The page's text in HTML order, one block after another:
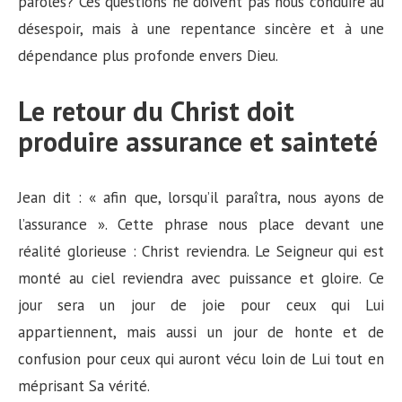
désespoir, mais à une repentance sincère et à une
dépendance plus profonde envers Dieu.
Le retour du Christ doit
produire assurance et sainteté
Jean dit : « afin que, lorsqu’il paraîtra, nous ayons de
l’assurance ». Cette phrase nous place devant une
réalité glorieuse : Christ reviendra. Le Seigneur qui est
monté au ciel reviendra avec puissance et gloire. Ce
jour sera un jour de joie pour ceux qui Lui
appartiennent, mais aussi un jour de honte et de
confusion pour ceux qui auront vécu loin de Lui tout en
méprisant Sa vérité.